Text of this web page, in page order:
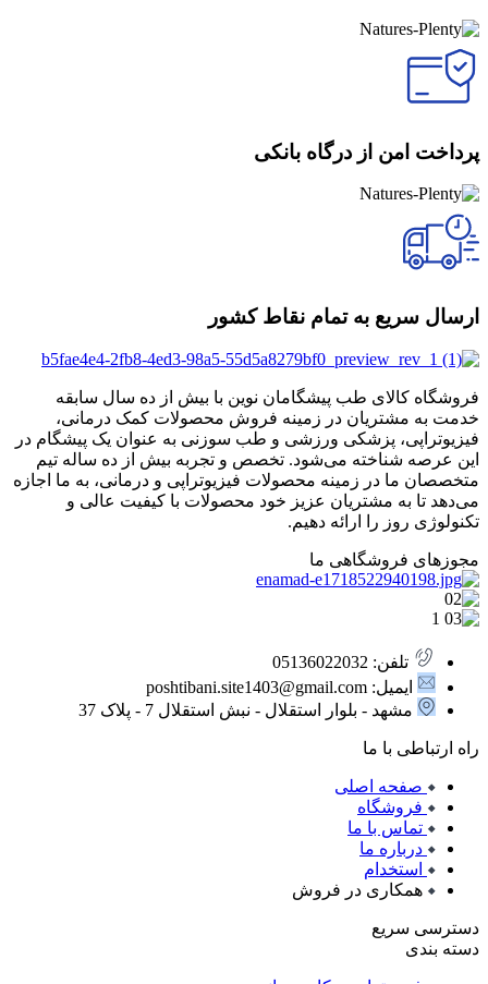
پرداخت امن از درگاه بانکی
ارسال سریع به تمام نقاط کشور
فروشگاه کالای طب پیشگامان نوین با بیش از ده سال سابقه
خدمت به مشتریان در زمینه فروش محصولات کمک درمانی،
فیزیوتراپی، پزشکی ورزشی و طب سوزنی به عنوان یک پیشگام در
این عرصه شناخته می‌شود. تخصص و تجربه بیش از ده ساله تیم
متخصصان ما در زمینه محصولات فیزیوتراپی و درمانی، به ما اجازه
می‌دهد تا به مشتریان عزیز خود محصولات با کیفیت عالی و
تکنولوژی روز را ارائه دهیم.
مجوزهای فروشگاهی ما
تلفن: 05136022032
ایمیل: poshtibani.site1403@gmail.com
مشهد - بلوار استقلال - نبش استقلال 7 - پلاک 37
راه ارتباطی با ما
صفحه اصلی
فروشگاه
تماس با ما
درباره ما
استخدام
همکاری در فروش
دسترسی سریع
دسته بندی